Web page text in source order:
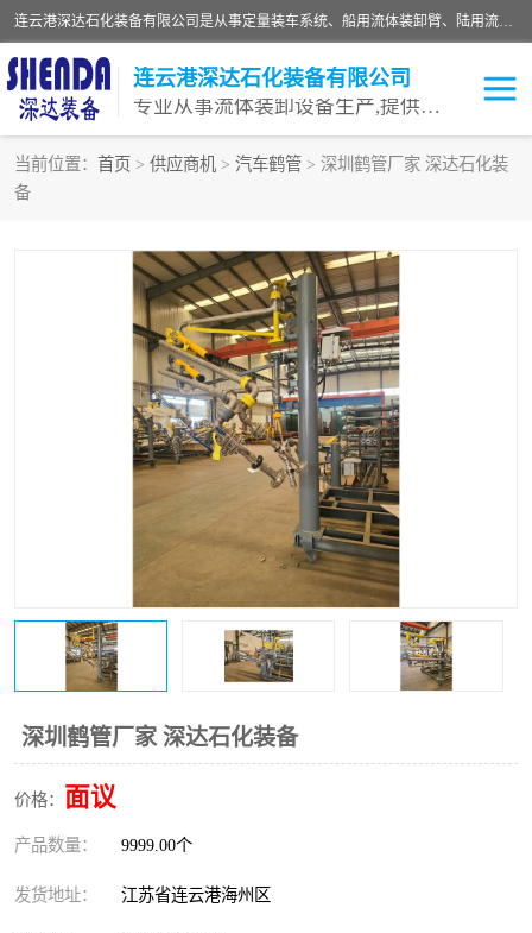
连云港深达石化装备有限公司是从事定量装车系统、船用流体装卸臂、陆用流体装卸臂（鹤管）、活动梯、钢构平台等全系列流体装卸设备的设计、制造、销售以及服务的专业供应商。公司始终以客户为中心，密切跟踪国内外油气储运及装卸设备先进技术的发展，以先进的技术、优质的产品、一流的服务，满足客户需求。
连云港深达石化装备有限公司
专业从事流体装卸设备生产,提供全面解决方案，生产与定制服务
当前位置： 首页 > 供应商机 > 汽车鹤管 > 深圳鹤管厂家 深达石化装
备
深圳鹤管厂家 深达石化装备
价格： 面议
产品数量： 9999.00个
发货地址： 江苏省连云港海州区
LNG鹤管
液氨装鹤管 潜油泵鹤管
输油臂
汽车鹤管